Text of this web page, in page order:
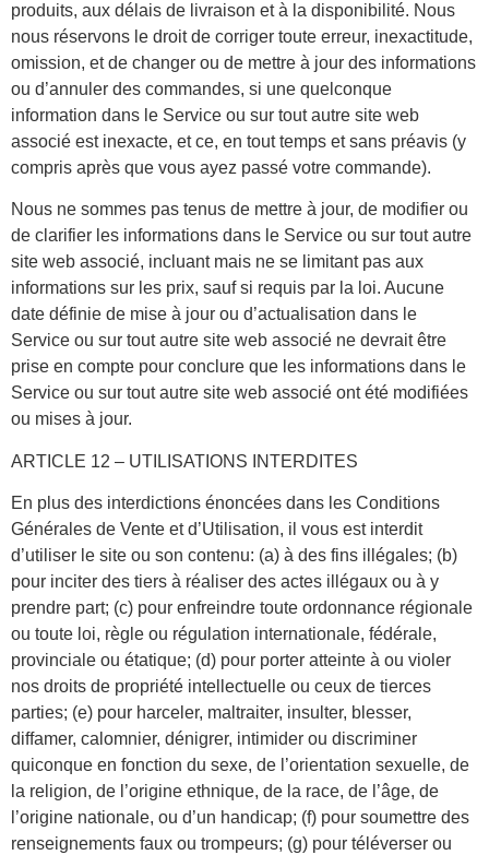
produits, aux délais de livraison et à la disponibilité. Nous
nous réservons le droit de corriger toute erreur, inexactitude,
omission, et de changer ou de mettre à jour des informations
ou d’annuler des commandes, si une quelconque
information dans le Service ou sur tout autre site web
associé est inexacte, et ce, en tout temps et sans préavis (y
compris après que vous ayez passé votre commande).
Nous ne sommes pas tenus de mettre à jour, de modifier ou
de clarifier les informations dans le Service ou sur tout autre
site web associé, incluant mais ne se limitant pas aux
informations sur les prix, sauf si requis par la loi. Aucune
date définie de mise à jour ou d’actualisation dans le
Service ou sur tout autre site web associé ne devrait être
prise en compte pour conclure que les informations dans le
Service ou sur tout autre site web associé ont été modifiées
ou mises à jour.
ARTICLE 12 – UTILISATIONS INTERDITES
En plus des interdictions énoncées dans les Conditions
Générales de Vente et d’Utilisation, il vous est interdit
d’utiliser le site ou son contenu: (a) à des fins illégales; (b)
pour inciter des tiers à réaliser des actes illégaux ou à y
prendre part; (c) pour enfreindre toute ordonnance régionale
ou toute loi, règle ou régulation internationale, fédérale,
provinciale ou étatique; (d) pour porter atteinte à ou violer
nos droits de propriété intellectuelle ou ceux de tierces
parties; (e) pour harceler, maltraiter, insulter, blesser,
diffamer, calomnier, dénigrer, intimider ou discriminer
quiconque en fonction du sexe, de l’orientation sexuelle, de
la religion, de l’origine ethnique, de la race, de l’âge, de
l’origine nationale, ou d’un handicap; (f) pour soumettre des
renseignements faux ou trompeurs; (g) pour téléverser ou